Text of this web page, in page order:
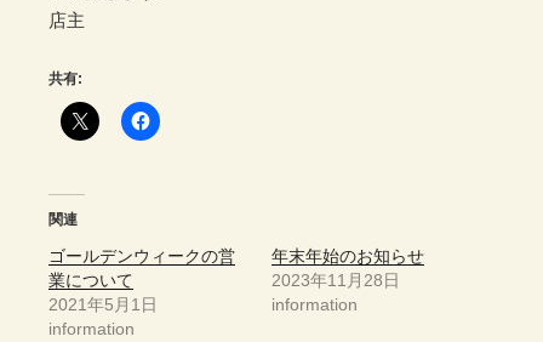
店主
共有:
関連
ゴールデンウィークの営
業について
2021年5月1日
information
年末年始のお知らせ
2023年11月28日
information